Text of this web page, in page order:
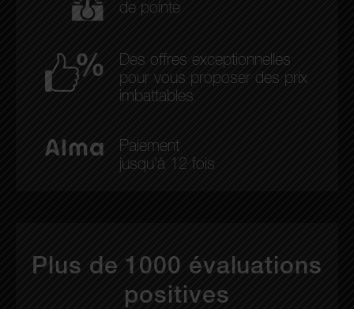
de pointe
Des offres exceptionnelles
pour vous proposer des prix
imbattables
Paiement
jusqu'à 12 fois
Plus de 1000 évaluations
positives